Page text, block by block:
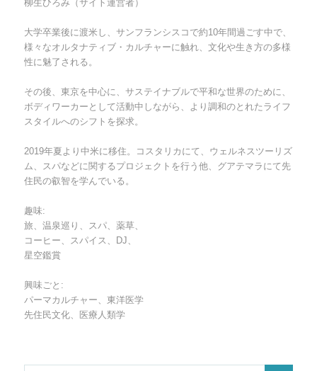
柳生ひろみ（サイト運営者）
大学卒業後に渡米し、サンフランシスコで約10年間過ごす中で、
様々なオルタナティブ・カルチャーに触れ、文化や生き方の多様
性に魅了される。
その後、東京を中心に、サステイナブルで平和な世界のために、
ボディワーカーとして活動中しながら、より調和のとれたライフ
スタイルへのシフトを探求。
2019年夏より中米に移住。コスタリカにて、ウェルネスツーリズ
ム、スパなどに関するプロジェクトを行う他、グアテマラにて先
住民の叡智を学んでいる。
趣味:
旅、温泉巡り、スパ、薬草、
コーヒー、スパイス、DJ、
星空鑑賞
興味ごと:
パーマカルチャー、東洋医学
先住民文化、医療人類学